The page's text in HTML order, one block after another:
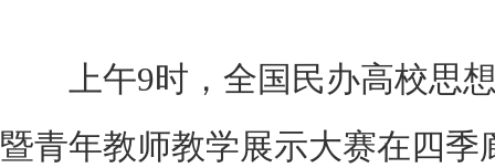
上午9时，全国民办高校思想
暨青年教师教学展示大赛在四季